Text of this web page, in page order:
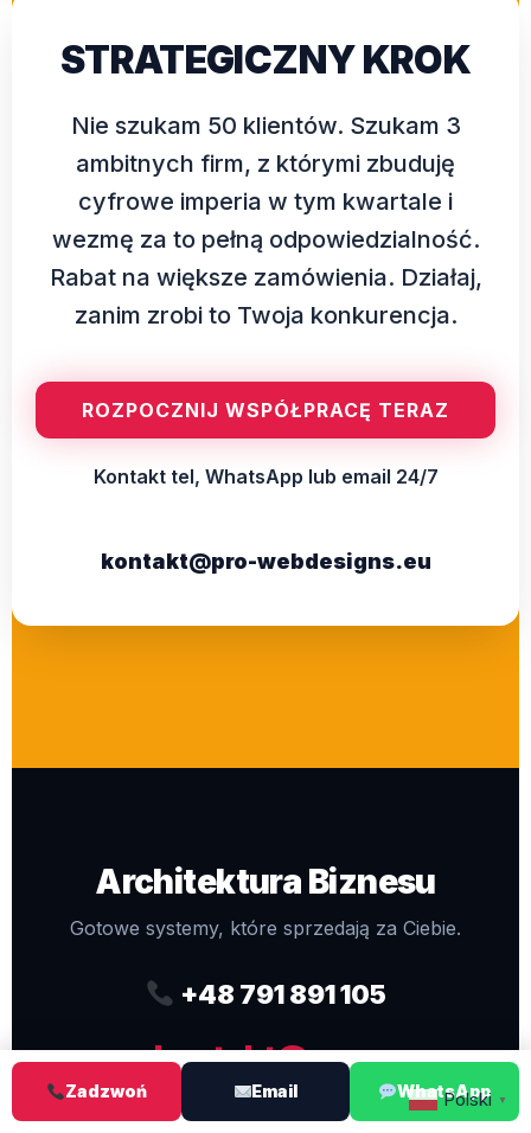
STRATEGICZNY KROK
Nie szukam 50 klientów. Szukam 3
ambitnych firm, z którymi zbuduję
cyfrowe imperia w tym kwartale i
wezmę za to pełną odpowiedzialność.
Rabat na większe zamówienia. Działaj,
zanim zrobi to Twoja konkurencja.
ROZPOCZNIJ WSPÓŁPRACĘ TERAZ
Kontakt tel, WhatsApp lub email 24/7
kontakt@pro-webdesigns.eu
Architektura Biznesu
Gotowe systemy, które sprzedają za Ciebie.
+48 791 891 105
kontakt@pro-
webdesigns.eu
Zadzwoń Email WhatsApp
Polski ▼